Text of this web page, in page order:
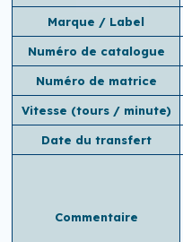
Marque / Label
Numéro de catalogue
Numéro de matrice
Vitesse (tours / minute)
Date du transfert
Commentaire